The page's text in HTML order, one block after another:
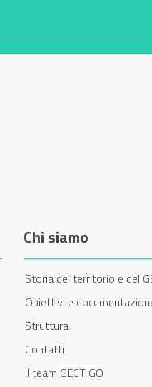
Chi siamo
Storia del territorio e del
Obiettivi e
Struttura
Contatti
Il team GECT GO